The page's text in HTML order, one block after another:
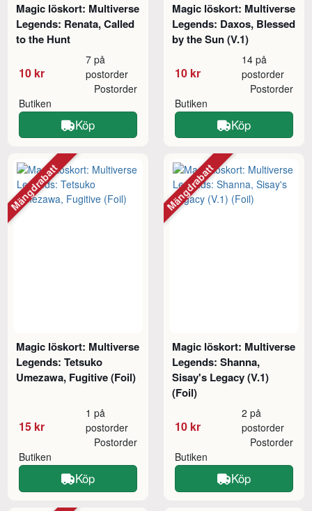
Magic löskort: Multiverse
Legends: Renata, Called
to the Hunt
10 kr
7 på
postorder
Butiken
Postorder
Köp
Magic löskort: Multiverse
Legends: Daxos, Blessed
by the Sun (V.1)
10 kr
14 på
postorder
Butiken
Postorder
Köp
Magic löskort: Multiverse
Legends: Tetsuko
Umezawa, Fugitive (Foil)
15 kr
1 på
postorder
Butiken
Postorder
Köp
Mängdrabatt
Magic löskort: Multiverse
Legends: Shanna,
Sisay's Legacy (V.1)
(Foil)
10 kr
2 på
postorder
Butiken
Postorder
Köp
Mängdrabatt